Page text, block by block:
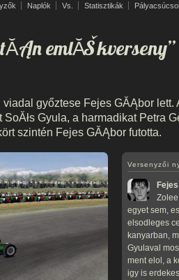
Naplók Vs. Statisztikák
győztese Fejes GĂĄbor lett.
Gyula, a harmadikat Petra
szintén Fejes GĂĄbor futotta.
Versenyzői
egyet sem,
elsodleges
kanyarban,
Gyulaval
ment elol, a
igy is